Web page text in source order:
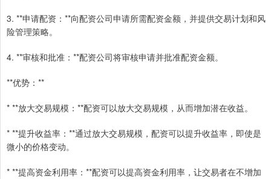
3. **申请配资：**向配资公司申请所需配资金额，并提供交易计划和风
险管理策略。
4. **审核和批准：**配资公司将审核申请并批准配资金额。
**优势：**
* **放大交易规模：**配资可以放大交易规模，从而增加潜在收益。
* **提升收益率：**通过放大交易规模，配资可以提升收益率，即使是
微小的价格变动。
* **提高资金利用率：**配资可以提高资金利用率，让交易者在不增加